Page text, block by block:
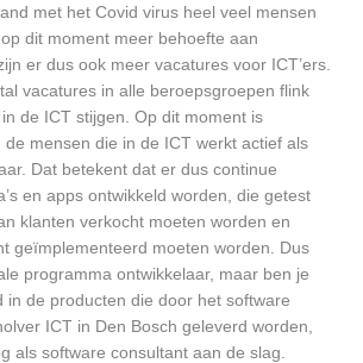
met het Covid virus heel veel mensen
dit moment meer behoefte aan
er dus ook meer vacatures voor ICT’ers.
vacatures in alle beroepsgroepen flink
de ICT stijgen. Op dit moment is
mensen die in de ICT werkt actief als
Dat betekent dat er dus continue
en apps ontwikkeld worden, die getest
klanten verkocht moeten worden en
geïmplementeerd moeten worden. Dus
programma ontwikkelaar, maar ben je
in de producten die door het software
ICT in Den Bosch geleverd worden,
als software consultant aan de slag.